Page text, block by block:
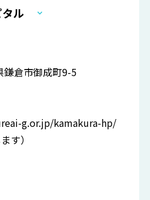
ル
倉市御成町9-5
g.or.jp/kamakura-hp/
す）